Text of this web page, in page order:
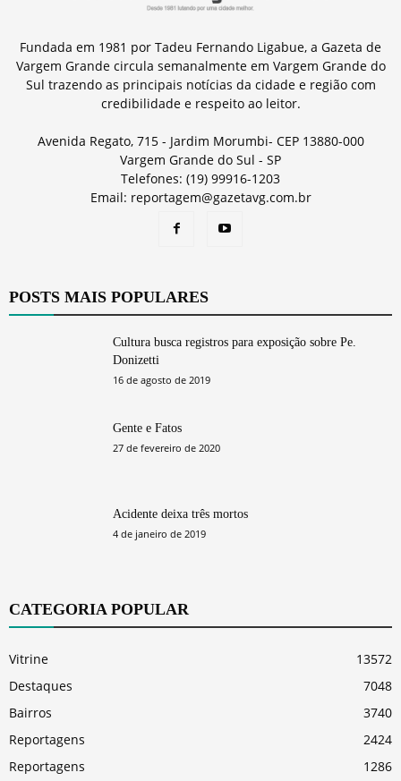
Fundada em 1981 por Tadeu Fernando Ligabue, a Gazeta de
Vargem Grande circula semanalmente em Vargem Grande do
Sul trazendo as principais notícias da cidade e região com
credibilidade e respeito ao leitor.
Avenida Regato, 715 - Jardim Morumbi- CEP 13880-000
Vargem Grande do Sul - SP
Telefones: (19) 99916-1203
Email: reportagem@gazetavg.com.br
POSTS MAIS POPULARES
Cultura busca registros para exposição sobre Pe.
Donizetti
16 de agosto de 2019
Gente e Fatos
27 de fevereiro de 2020
Acidente deixa três mortos
4 de janeiro de 2019
CATEGORIA POPULAR
Vitrine
13572
Destaques
7048
Bairros
3740
Reportagens
2424
Reportagens
1286